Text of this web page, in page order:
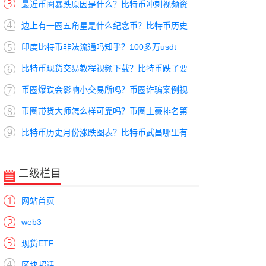
最近币圈暴跌原因是什么？比特币冲刺视频资
边上有一圈五角星是什么纪念币？比特币历史
印度比特币非法流通吗知乎？100多万usdt
比特币现货交易教程视频下载？比特币跌了要
币圈爆跌会影响小交易所吗？币圈诈骗案例视
币圈带货大师怎么样可靠吗？币圈土豪排名第
比特币历史月份涨跌图表？比特币武昌哪里有
二级栏目
网站首页
web3
现货ETF